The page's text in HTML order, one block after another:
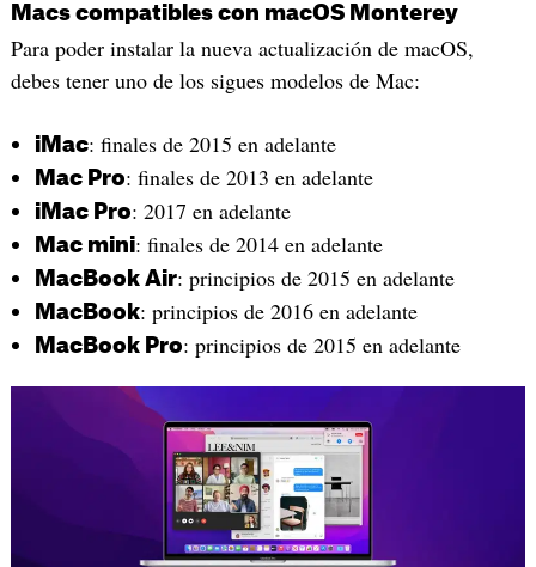
Macs compatibles con macOS Monterey
Para poder instalar la nueva actualización de macOS,
debes tener uno de los sigues modelos de Mac:
iMac: finales de 2015 en adelante
Mac Pro: finales de 2013 en adelante
iMac Pro: 2017 en adelante
Mac mini: finales de 2014 en adelante
MacBook Air: principios de 2015 en adelante
MacBook: principios de 2016 en adelante
MacBook Pro: principios de 2015 en adelante